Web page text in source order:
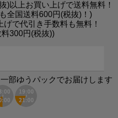
)以上お買い上げで送料無料！
全国送料600円(税抜)！)
で代引き手数料も無料！
300円(税抜))
部ゆうパックでお届けします